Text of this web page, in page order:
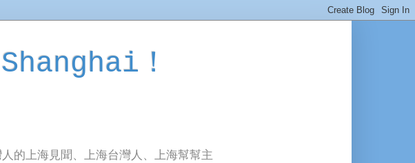
！
的上海見聞、上海台灣人、上海幫幫主